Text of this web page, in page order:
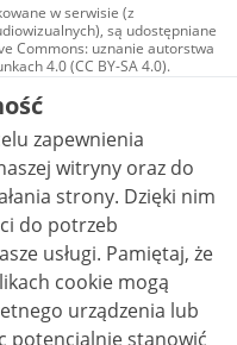
w serwisie (z
są udostępniane
Commons: uznanie autorstwa
4.0 (CC BY-SA 4.0).
w tym zdjęcia, materiały
na licencji typu
autorstwa użycie
zależnych 4.0 (CC BY-
to stwierdzone inaczej.
zapewnienia
witryny oraz do
Dzięki nim
do potrzeb
Pamiętaj, że
cookie mogą
urządzenia lub
potencjalnie stanowić